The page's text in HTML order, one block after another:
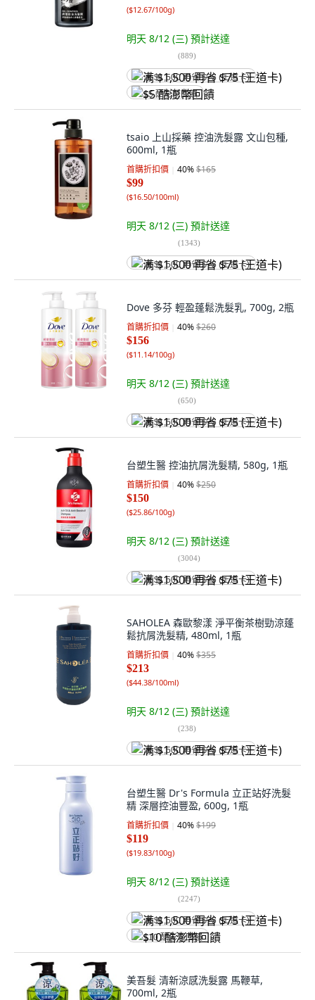
($12.67/100g)
明天 8/12 (三) 預計送達
(889)
满 $1,500 再省 $75 (王道卡)
$5 酷澎幣回饋
tsaio 上山採藥 控油洗髮露 文山包種,
600ml, 1瓶
首購折扣價 40%$165
$99
($16.50/100ml)
明天 8/12 (三) 預計送達
(1343)
满 $1,500 再省 $75 (王道卡)
Dove 多芬 輕盈蓬鬆洗髮乳, 700g, 2瓶
首購折扣價 40%$260
$156
($11.14/100g)
明天 8/12 (三) 預計送達
(650)
满 $1,500 再省 $75 (王道卡)
台塑生醫 控油抗屑洗髮精, 580g, 1瓶
首購折扣價 40%$250
$150
($25.86/100g)
明天 8/12 (三) 預計送達
(3004)
满 $1,500 再省 $75 (王道卡)
SAHOLEA 森歐黎漾 淨平衡茶樹勁涼蓬
鬆抗屑洗髮精, 480ml, 1瓶
首購折扣價 40%$355
$213
($44.38/100ml)
明天 8/12 (三) 預計送達
(238)
满 $1,500 再省 $75 (王道卡)
台塑生醫 Dr's Formula 立正站好洗髮
精 深層控油豐盈, 600g, 1瓶
首購折扣價 40%$199
$119
($19.83/100g)
明天 8/12 (三) 預計送達
(2247)
满 $1,500 再省 $75 (王道卡)
$10 酷澎幣回饋
美吾髮 清新涼感洗髮露 馬鞭草,
700ml, 2瓶